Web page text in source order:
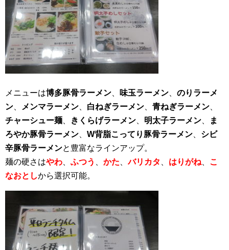
メニューは博多豚骨ラーメン 味玉ラーメン
のりラーメ
ン
メンマラーメン 白ねぎラーメン 青ねぎラーメン
チャーシュー麺
きくらげラーメン 明太子ラーメン
ま
ろやか豚骨ラーメン
W背脂こってり豚骨ラーメン
シビ
辛豚骨ラーメンと豊富なラインアップ。
麺の硬さはやわ ふつう かた 、バリカタ はりがね
こ
なおとしから選択可能。